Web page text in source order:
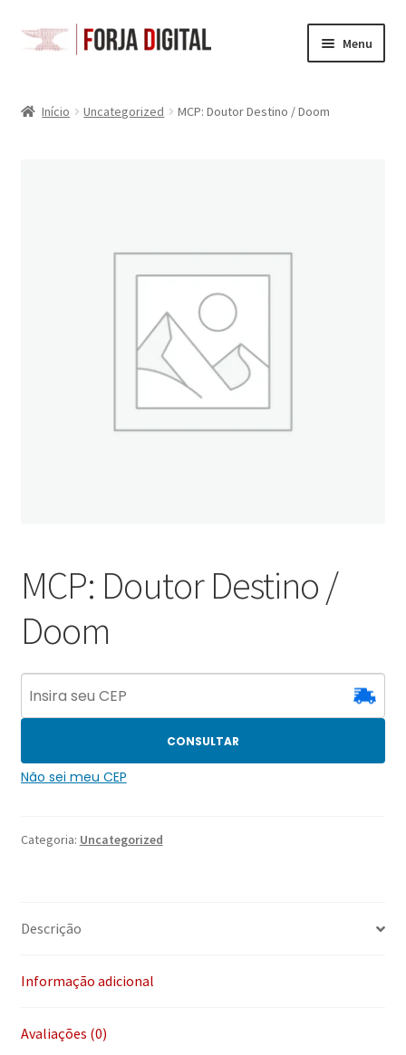
Pular
para
Pular
para
conteúdo
Menu
Início Uncategorized MCP: Doutor Destino / Doom
MCP: Doutor Destino /
Doom
CONSULTAR
Não sei meu CEP
Categoria: Uncategorized
Descrição
Informação adicional
Avaliações (0)